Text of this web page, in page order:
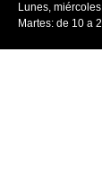
Lunes,
Martes: de 10 a